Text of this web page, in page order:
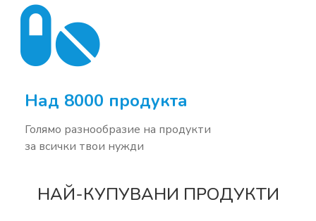
Над 8000 продукта
Голямо разнообразие на продукти
за всички твои нужди
НАЙ-КУПУВАНИ ПРОДУКТИ